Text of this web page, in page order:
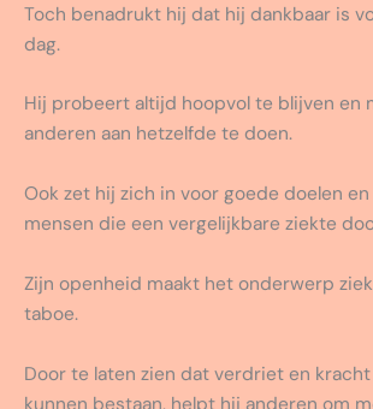
Toch benadrukt hij dat hij dankbaar is
dag.
Hij probeert altijd hoopvol te blijven en
anderen aan hetzelfde te doen.
Ook zet hij zich in voor goede doelen
mensen die een vergelijkbare ziekte
Zijn openheid maakt het onderwerp
taboe.
Door te laten zien dat verdriet en kracht
kunnen bestaan, helpt hij anderen om